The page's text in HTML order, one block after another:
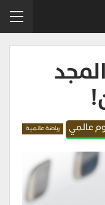
عالمي رياضة عالمية